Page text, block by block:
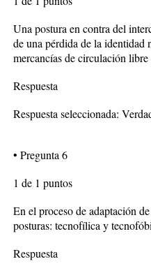
Una postura en contra del
de una pérdida de la identidad
mercancías de circulación
Respuesta
Respuesta seleccionada:
• Pregunta 6
1 de 1 puntos
En el proceso de adaptación
posturas: tecnofílica y
Respuesta